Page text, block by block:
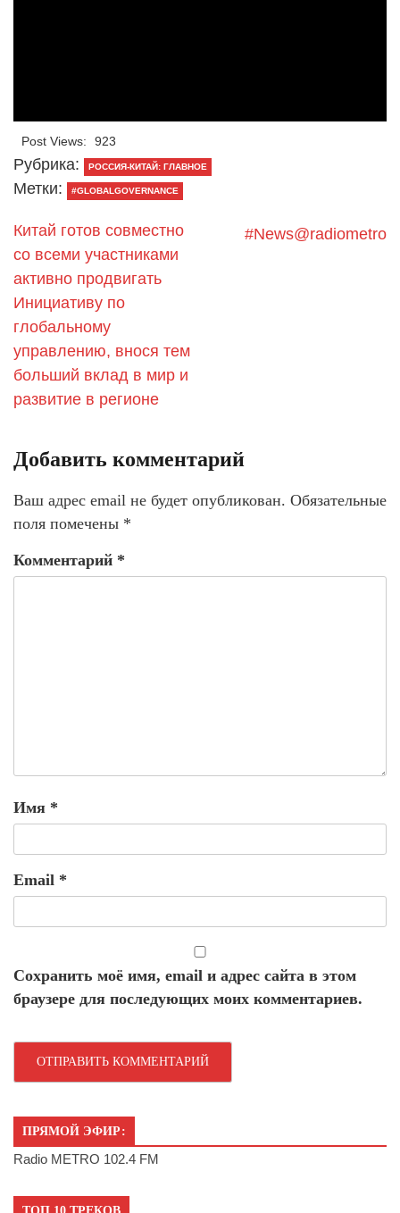
Post Views: 923
Рубрика: РОССИЯ-КИТАЙ: ГЛАВНОЕ
Метки: #GLOBALGOVERNANCE
Китай готов совместно
со всеми участниками
активно продвигать
Инициативу по
глобальному
управлению, внося тем
больший вклад в мир и
развитие в регионе
#News@radiometro
Добавить комментарий
Ваш адрес email не будет опубликован. Обязательные
поля помечены *
Комментарий *
Имя *
Email *
Сохранить моё имя, email и адрес сайта в этом
браузере для последующих моих комментариев.
ПРЯМОЙ ЭФИР:
Radio METRO 102.4 FM